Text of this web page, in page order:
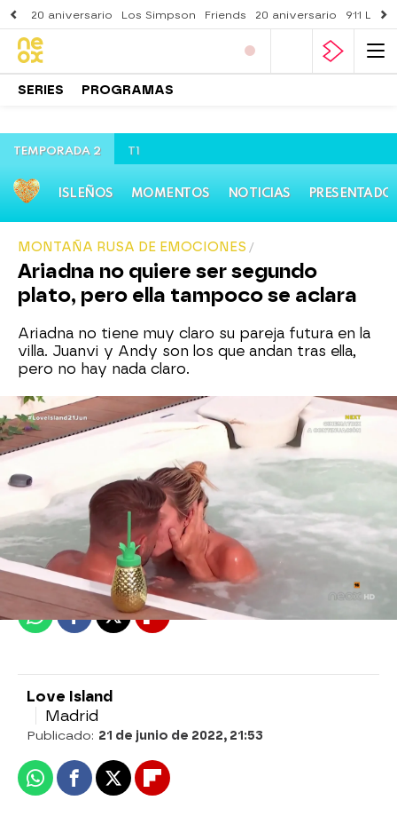
20 aniversario Los Simpson Friends 20 aniversario 911
SERIES PROGRAMAS
TEMPORADA 2 T1
ISLEÑOS MOMENTOS NOTICIAS
MONTAÑA RUSA DE EMOCIONES
Ariadna no quiere ser segundo
plato, pero ella tampoco se aclara
Ariadna no tiene muy claro su pareja futura en la
villa. Juanvi y Andy son los que andan tras ella,
pero no hay nada claro.
Love Island
Madrid
Publicado: 21 de junio de 2022, 21:53
WhatsappFacebook
X Flipboard
Love Island
Madrid
Publicado: 21 de junio de 2022, 21:53
WhatsappFacebook
X Flipboard